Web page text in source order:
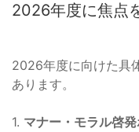
2026年度に焦点
2026年度に向けた具
あります。
1. マナー・モラル啓